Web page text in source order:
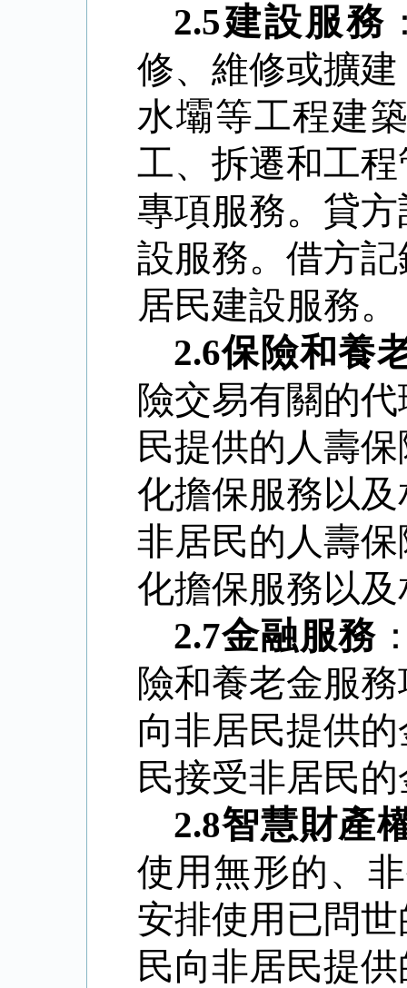
2.5建設服務
修、維修或擴
水壩等工程建
工、拆遷和工
專項服務。貸
設服務。借方
居民建設服務。
2.6保險和養
險交易有關的
民提供的人壽
化擔保服務以
非居民的人壽
化擔保服務以
2.7金融服務
險和養老金服
向非居民提供
民接受非居民
2.8智慧財產
使用無形的、
安排使用已問
民向非居民提